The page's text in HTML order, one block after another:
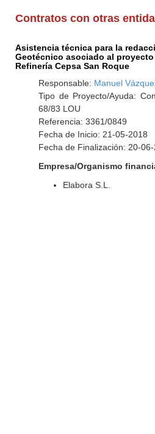
Contratos con otras
Asistencia técnica para la
Geotécnico asociado al
Refinería Cepsa San Roque
Responsable: Manuel
Tipo de Proyecto/Ayuda:
68/83 LOU
Referencia: 3361/0849
Fecha de Inicio: 21-05-2018
Fecha de Finalización: 20-
Empresa/Organismo
Elabora S.L.